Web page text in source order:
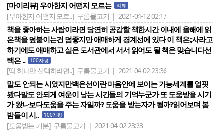
[마이리뷰] 우아한지 어떤지 모르는 리뷰
[우아한지 어떤지 모르..] 구름물고기 | 2021-04-12 02:17
책을 좋아하는 사람이라면 당연히 공감할 책한시간 이내에 올해에 읽
은책을 덮붙이는건 덤좋지만 애매하게 경계선에 있다 이 책은;;사라고
하기에도 애매하고 실은 도서관에서 서서 읽어도 될 책은 맞습니다선
택은 ..
100자평
[딱 하나만 선택하라면..] 구름물고기 | 2021-04-02 23:36
말도 안되는 시였지만백은선이란 마음안에 보이는 가능세계를 얼핏
봤다말도 안되게 여운이 남는 시간들의 기억누군가 또 도움받을 시기
가 왔나보다도움을 주는 자일까? 도움을 받는자가 될까?읽어보며 봄
밤들이 시..
100자평
[도움받는 기분] 구름물고기 | 2021-04-02 23:23